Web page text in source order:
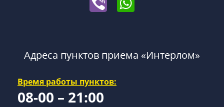
Адреса пунктов приема «Интерлом»
Время работы пунктов:
08-00 – 21:00